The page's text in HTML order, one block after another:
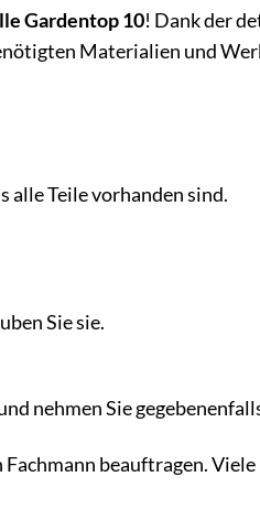
Gardentop 10! Dank der
Materialien und
alle Teile vorhanden sind.
Sie sie.
nehmen Sie
beauftragen.